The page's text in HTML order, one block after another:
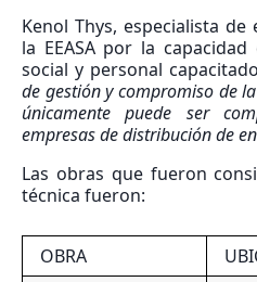
Kenol Thys, especialista
la EEASA por la
social y personal
de gestión y compromiso de
únicamente puede ser
empresas de distribución de
Las obras que fueron
técnica fueron:
OBRA